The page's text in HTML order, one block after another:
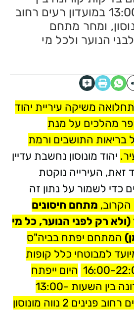
השעות 13:00-21:00 במועדון רעים רחוב
מונוסון, ומחר מתחם
הנוער ולכל מי
משיקה עיריית יהוד
מהלכים על מנת
בריאות התושבים ורמת
יהוד מונוסון נחשבת עדיין
זאת, העירייה נוקטת
כדי לשמור על נתון זה
הקרוב, מתחם חיסונים
(ולא רק לפני הנוער, כל מי
המתחם יפתח בביה"ס
למבוטחי כלל קופות
היום ייפתח
מתחם בדיקות קורונה בין השעות 13:00-
21:00 במועדון רעים רחוב פנינים 2 נווה מונוסון